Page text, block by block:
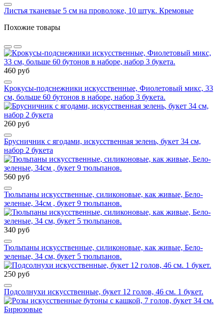
Листья тканевые 5 см на проволоке, 10 штук. Кремовые
Похожие товары
460 руб
Крокусы-подснежники искусственные, Фиолетовый микс, 33
см, больше 60 бутонов в наборе, набор 3 букета.
260 руб
Брусничник с ягодами, искусственная зелень, букет 34 см,
набор 2 букета
560 руб
Тюльпаны искусственные, силиконовые, как живые, Бело-
зеленые, 34см , букет 9 тюльпанов.
340 руб
Тюльпаны искусственные, силиконовые, как живые, Бело-
зеленые, 34 см, букет 5 тюльпанов.
250 руб
Подсолнухи искусственные, букет 12 голов, 46 см. 1 букет.